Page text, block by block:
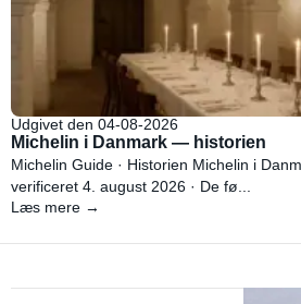
Udgivet den 04-08-2026
Michelin i Danmark — historien
Michelin Guide · Historien Michelin i
verificeret 4. august 2026 · De fø...
Læs mere →